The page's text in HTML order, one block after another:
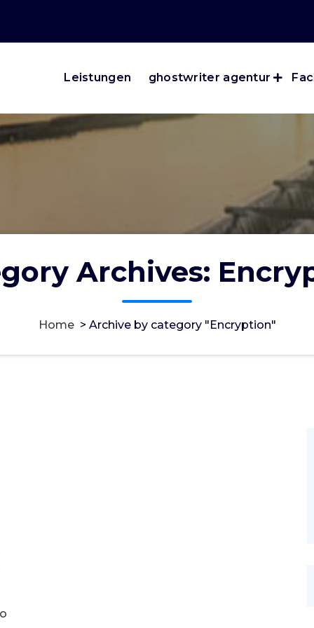
Leistungen ghostwriter agentur
Archives:
Home> Archive by category "Encryption"